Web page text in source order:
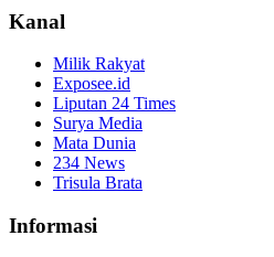
Kanal
Milik Rakyat
Exposee.id
Liputan 24 Times
Surya Media
Mata Dunia
234 News
Trisula Brata
Informasi